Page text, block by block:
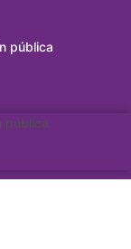
pública
pública